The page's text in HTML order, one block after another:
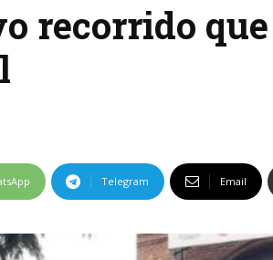
recorrido
Telegram Email